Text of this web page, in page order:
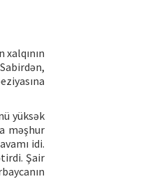
yüksək
məşhur
idi.
Şair